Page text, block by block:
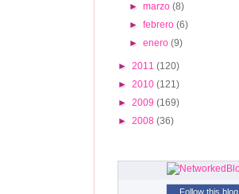
►marzo(8)
►febrero(6)
►enero(9)
► 2011 (120)
► 2010 (121)
► 2009 (169)
► 2008 (36)
Follow this blog